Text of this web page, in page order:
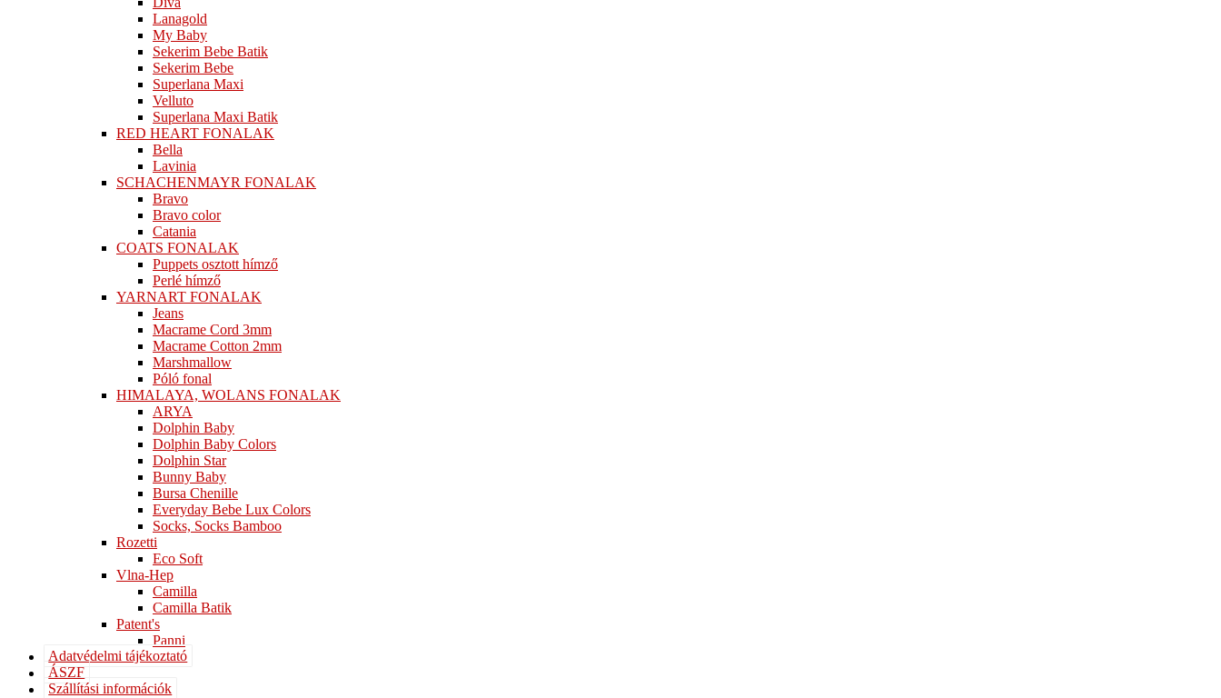
Lanagold
My Baby
Sekerim Bebe Batik
Sekerim Bebe
Superlana Maxi
Velluto
Superlana Maxi Batik
RED HEART FONALAK
Bella
Lavinia
SCHACHENMAYR FONALAK
Bravo
Bravo color
Catania
COATS FONALAK
Puppets osztott hímző
Perlé hímző
YARNART FONALAK
Jeans
Macrame Cord 3mm
Macrame Cotton 2mm
Marshmallow
Póló fonal
HIMALAYA, WOLANS FONALAK
ARYA
Dolphin Baby
Dolphin Baby Colors
Dolphin Star
Bunny Baby
Bursa Chenille
Everyday Bebe Lux Colors
Socks, Socks Bamboo
Rozetti
Eco Soft
Vlna-Hep
Camilla
Camilla Batik
Patent's
Panni
Adatvédelmi tájékoztató
ÁSZF
Szállítási információk